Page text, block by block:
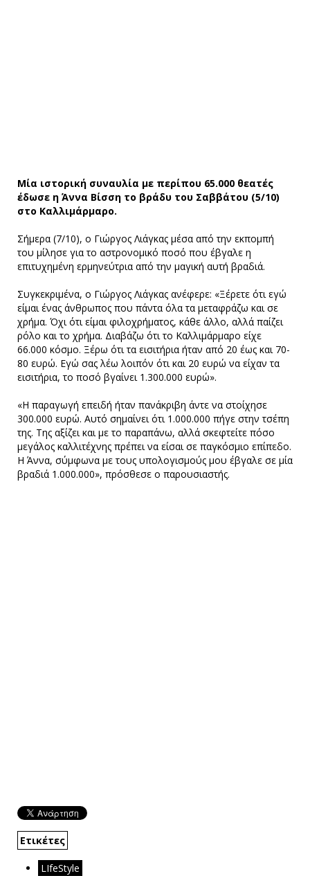
Μία ιστορική συναυλία με περίπου 65.000 θεατές
έδωσε η Άννα Βίσση το βράδυ του Σαββάτου (5/10)
στο Καλλιμάρμαρο.
Σήμερα (7/10), ο Γιώργος Λιάγκας μέσα από την εκπομπή
του μίλησε για το αστρονομικό ποσό που έβγαλε η
επιτυχημένη ερμηνεύτρια από την μαγική αυτή βραδιά.
Συγκεκριμένα, ο Γιώργος Λιάγκας ανέφερε: «Ξέρετε ότι εγώ
είμαι ένας άνθρωπος που πάντα όλα τα μεταφράζω και σε
χρήμα. Όχι ότι είμαι φιλοχρήματος, κάθε άλλο, αλλά παίζει
ρόλο και το χρήμα. Διαβάζω ότι το Καλλιμάρμαρο είχε
66.000 κόσμο. Ξέρω ότι τα εισιτήρια ήταν από 20 έως και 70-
80 ευρώ. Εγώ σας λέω λοιπόν ότι και 20 ευρώ να είχαν τα
εισιτήρια, το ποσό βγαίνει 1.300.000 ευρώ».
«Η παραγωγή επειδή ήταν πανάκριβη άντε να στοίχησε
300.000 ευρώ. Αυτό σημαίνει ότι 1.000.000 πήγε στην τσέπη
της. Της αξίζει και με το παραπάνω, αλλά σκεφτείτε πόσο
μεγάλος καλλιτέχνης πρέπει να είσαι σε παγκόσμιο επίπεδο.
Η Άννα, σύμφωνα με τους υπολογισμούς μου έβγαλε σε μία
βραδιά 1.000.000», πρόσθεσε ο παρουσιαστής.
Ετικέτες
LIfeStyle